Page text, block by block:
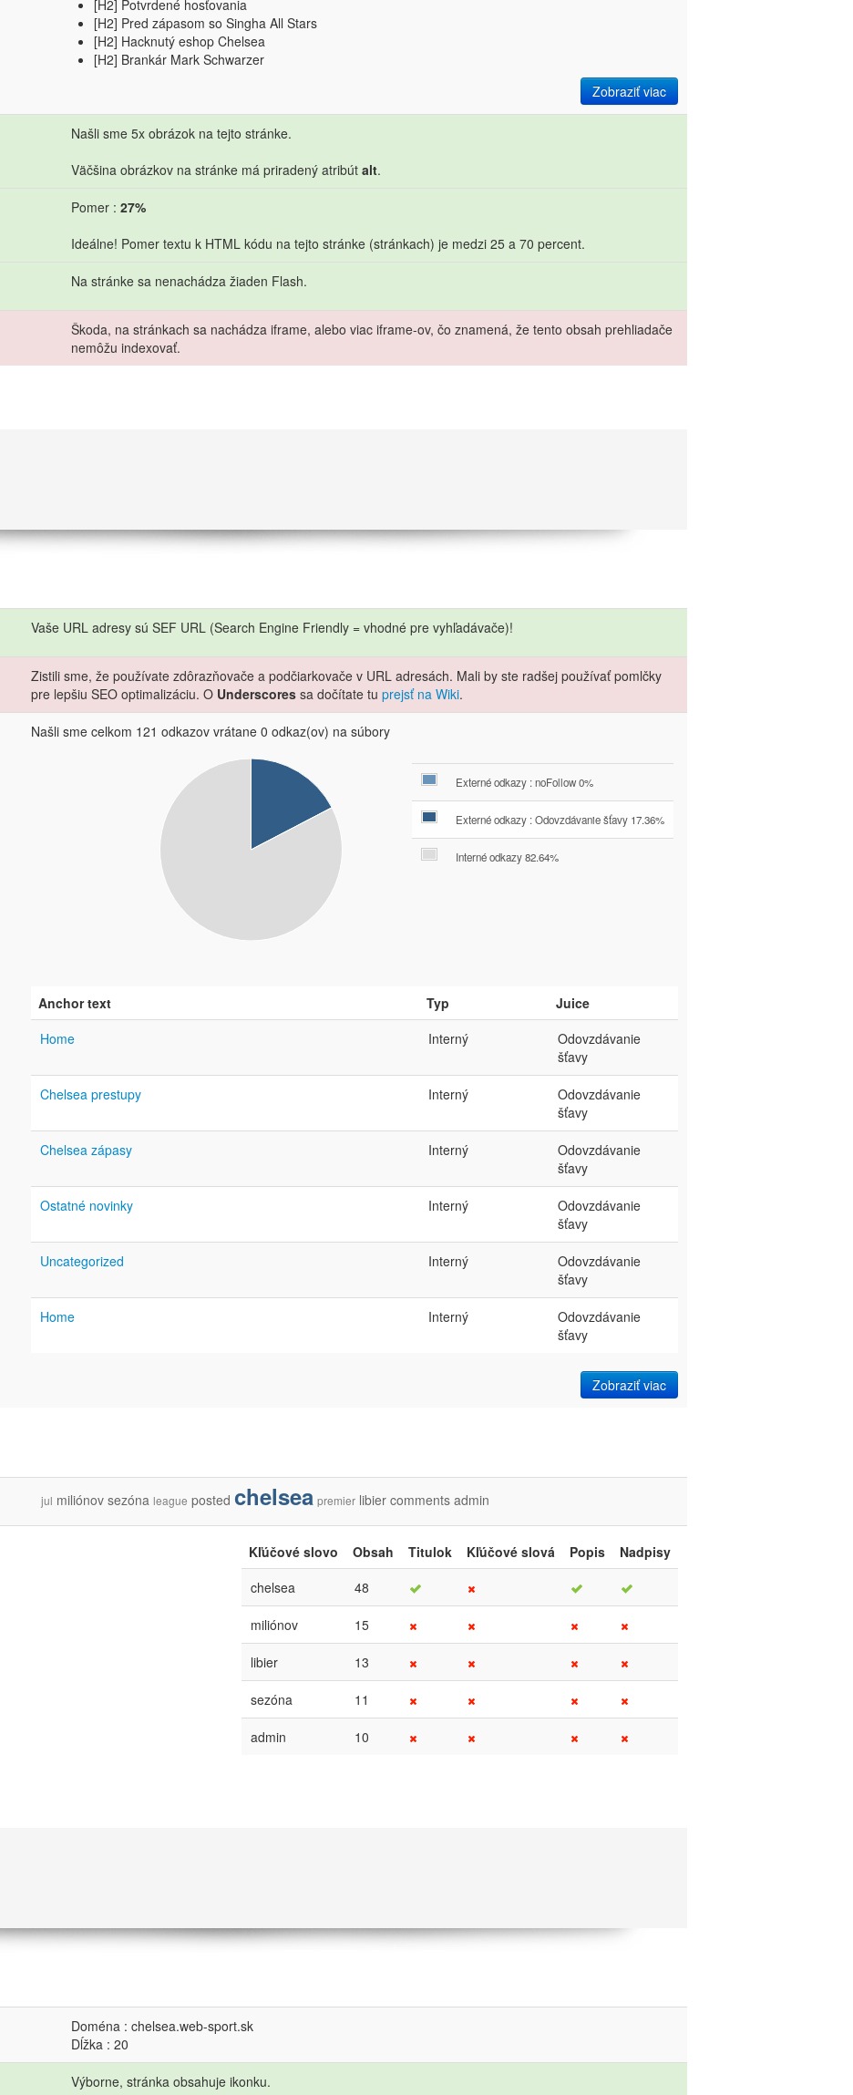
[H2] Potvrdené hosťovania
[H2] Pred zápasom so Singha All Stars
[H2] Hacknutý eshop Chelsea
[H2] Brankár Mark Schwarzer
Zobraziť viac
Našli sme 5x obrázok na tejto stránke.
Väčšina obrázkov na stránke má priradený atribút alt.
Pomer : 27%
Ideálne! Pomer textu k HTML kódu na tejto stránke (stránkach) je medzi 25 a 70 percent.
Na stránke sa nenachádza žiaden Flash.
Škoda, na stránkach sa nachádza iframe, alebo viac iframe-ov, čo znamená, že tento obsah prehliadače
nemôžu indexovať.
Vaše URL adresy sú SEF URL (Search Engine Friendly = vhodné pre vyhľadávače)!
Zistili sme, že používate zdôrazňovače a podčiarkovače v URL adresách. Mali by ste radšej používať pomlčky
pre lepšiu SEO optimalizáciu. O Underscores sa dočítate tu prejsť na Wiki.
Našli sme celkom 121 odkazov vrátane 0 odkaz(ov) na súbory
Externé odkazy : noFollow 0%
Externé odkazy : Odovzdávanie šťavy 17.36%
Interné odkazy 82.64%
Anchor text Typ
Juice
Home
Interný
Odovzdávanie
šťavy
Chelsea prestupy Interný
Odovzdávanie
šťavy
Chelsea zápasy Interný
Odovzdávanie
šťavy
Ostatné novinky Interný
Odovzdávanie
šťavy
Uncategorized Interný
Odovzdávanie
šťavy
Home Interný
Odovzdávanie
šťavy
Zobraziť viac
jul miliónov sezóna league posted chelsea premier libier comments admin
Kľúčové slovo Obsah Titulok Kľúčové slová Popis
Nadpisy
chelsea
48
miliónov 15
libier 13
sezóna 11
admin 10
Doména : chelsea.web-sport.sk
Dĺžka : 20
Výborne, stránka obsahuje ikonku.